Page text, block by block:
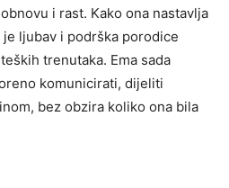
i rast. Kako ona nastavlja
ljubav i podrška porodice
trenutaka. Ema sada
komunicirati, dijeliti
bez obzira koliko ona bila